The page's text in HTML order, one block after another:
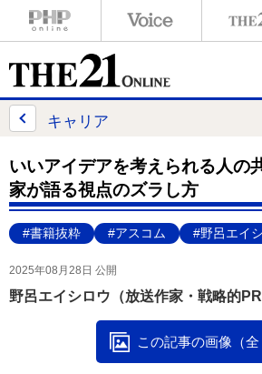
キャリア
いいアイデアを考えられる人の
家が語る視点のズラし方
#書籍抜粋 #アスコム #野呂エイ
2025年08月28日 公開
野呂エイシロウ（放送作家・戦略的PR
この記事の画像（全